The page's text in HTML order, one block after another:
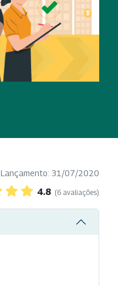
Lançamento: 31/07/2020
4.8 (6 avaliações)